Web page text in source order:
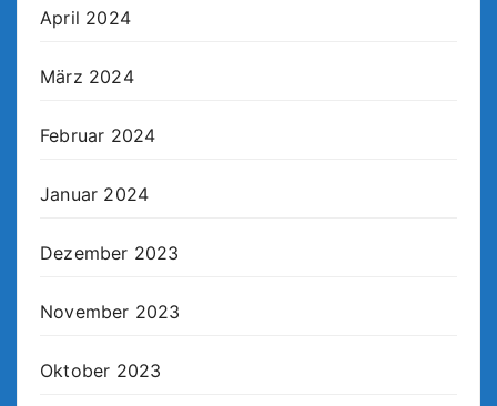
April 2024
März 2024
Februar 2024
Januar 2024
Dezember 2023
November 2023
Oktober 2023